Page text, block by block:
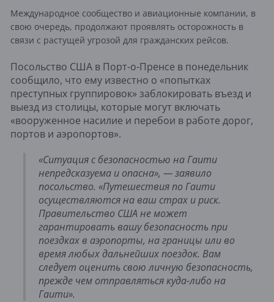
Международное сообщество и авиационные компании, в
свою очередь, продолжают проявлять осторожность в
связи с растущей угрозой для гражданских рейсов.
Посольство США в Порт-о-Пренсе в понедельник
сообщило, что ему известно о «попытках
преступных группировок» заблокировать въезд и
выезд из столицы, которые могут включать
«вооруженное насилие и перебои в работе дорог,
портов и аэропортов».
«Ситуация с безопасностью на Гаити
непредсказуема и опасна», — заявило
посольство. «Путешествия по Гаити
осуществляются на ваш страх и риск.
Правительство США не может
гарантировать вашу безопасность при
поездках в аэропорты, на границы или во
время любых дальнейших поездок. Вам
следует оценить свою личную безопасность,
прежде чем отправляться куда-либо на
Гаити».